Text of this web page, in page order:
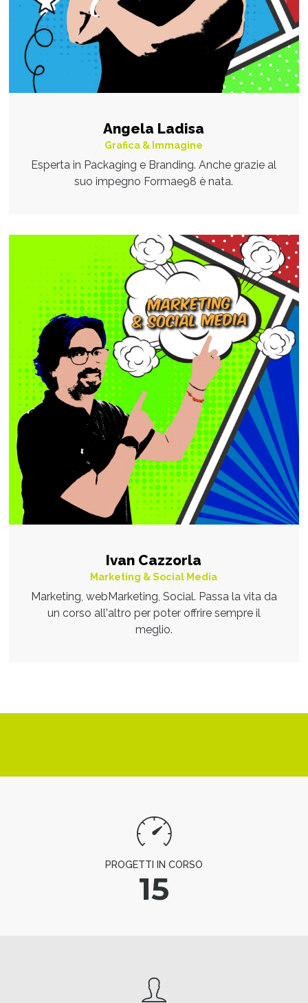
Angela Ladisa
Grafica & Immagine
Esperta in Packaging e Branding. Anche grazie al
suo impegno Formae98 è nata.
Ivan Cazzorla
Marketing & Social Media
Marketing, webMarketing, Social. Passa la vita da
un corso all'altro per poter offrire sempre il
meglio.
PROGETTI IN CORSO
15